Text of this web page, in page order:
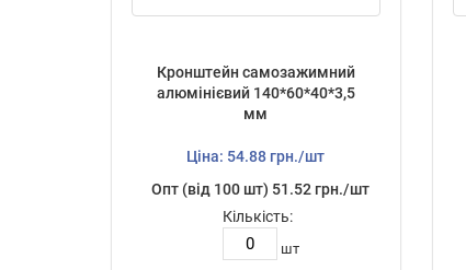
Кронштейн самозажимний
алюмінієвий 140*60*40*3,5
мм
Ціна: 54.88 грн./шт
Опт (від 100 шт) 51.52 грн./шт
Кількість:
шт